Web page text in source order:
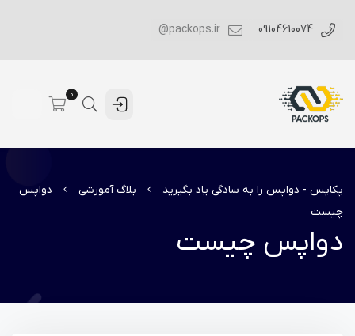
0
پکاپس - دواپس را به سادگی یاد بگیرید بلاگ آموزشی
دواپس
چیست
دواپس چیست